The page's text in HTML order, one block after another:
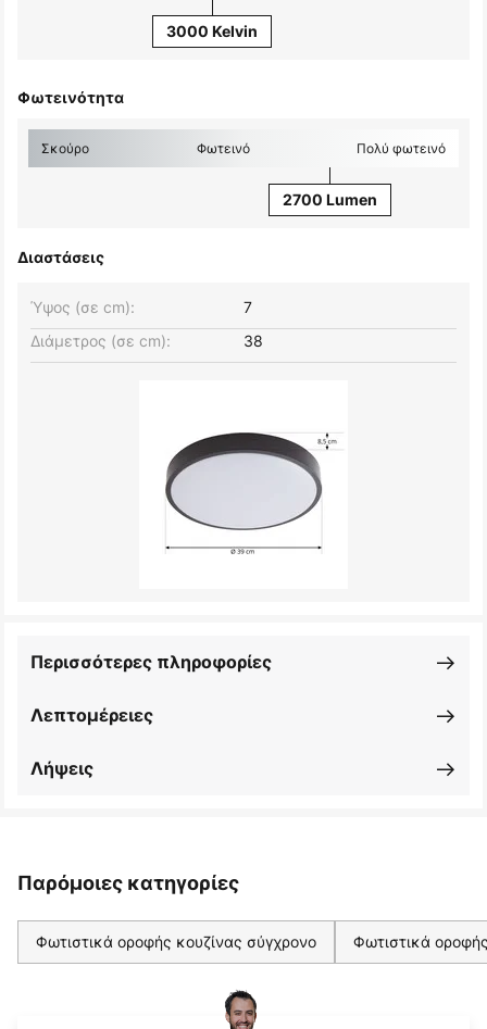
3000 Kelvin
Φωτεινότητα
Σκούρο Φωτεινό Πολύ φωτεινό
2700 Lumen
Διαστάσεις
Ύψος (σε cm):
7
Διάμετρος (σε cm):
38
Λεπτομέρειες
Περισσότερες πληροφορίες
Λήψεις
Παρόμοιες κατηγορίες
Φωτιστικά οροφής κουζίνας σύγχρονο Φωτιστικά